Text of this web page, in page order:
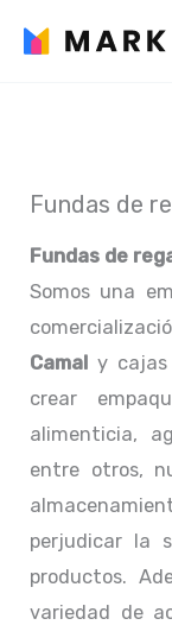
Fundas de
Fundas de
Somos una
Camal y cajas
crear
alimenticia,
entre otros,
perjudicar la
productos.
variedad de